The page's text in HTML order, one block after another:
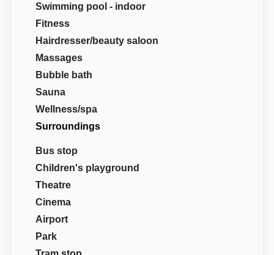
Swimming pool - indoor
Fitness
Hairdresser/beauty saloon
Massages
Bubble bath
Sauna
Wellness/spa
Surroundings
Bus stop
Children's playground
Theatre
Cinema
Airport
Park